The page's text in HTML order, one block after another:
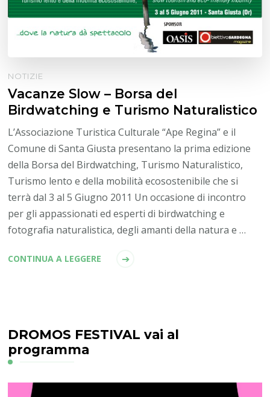
NOTIZIE
Vacanze Slow – Borsa del
Birdwatching e Turismo Naturalistico
L’Associazione Turistica Culturale “Ape Regina” e il
Comune di Santa Giusta presentano la prima edizione
della Borsa del Birdwatching, Turismo Naturalistico,
Turismo lento e della mobilità ecosostenibile che si
terrà dal 3 al 5 Giugno 2011 Un occasione di incontro
per gli appassionati ed esperti di birdwatching e
fotografia naturalistica, degli amanti della natura e …
CONTINUA A LEGGERE
DROMOS FESTIVAL vai al
programma